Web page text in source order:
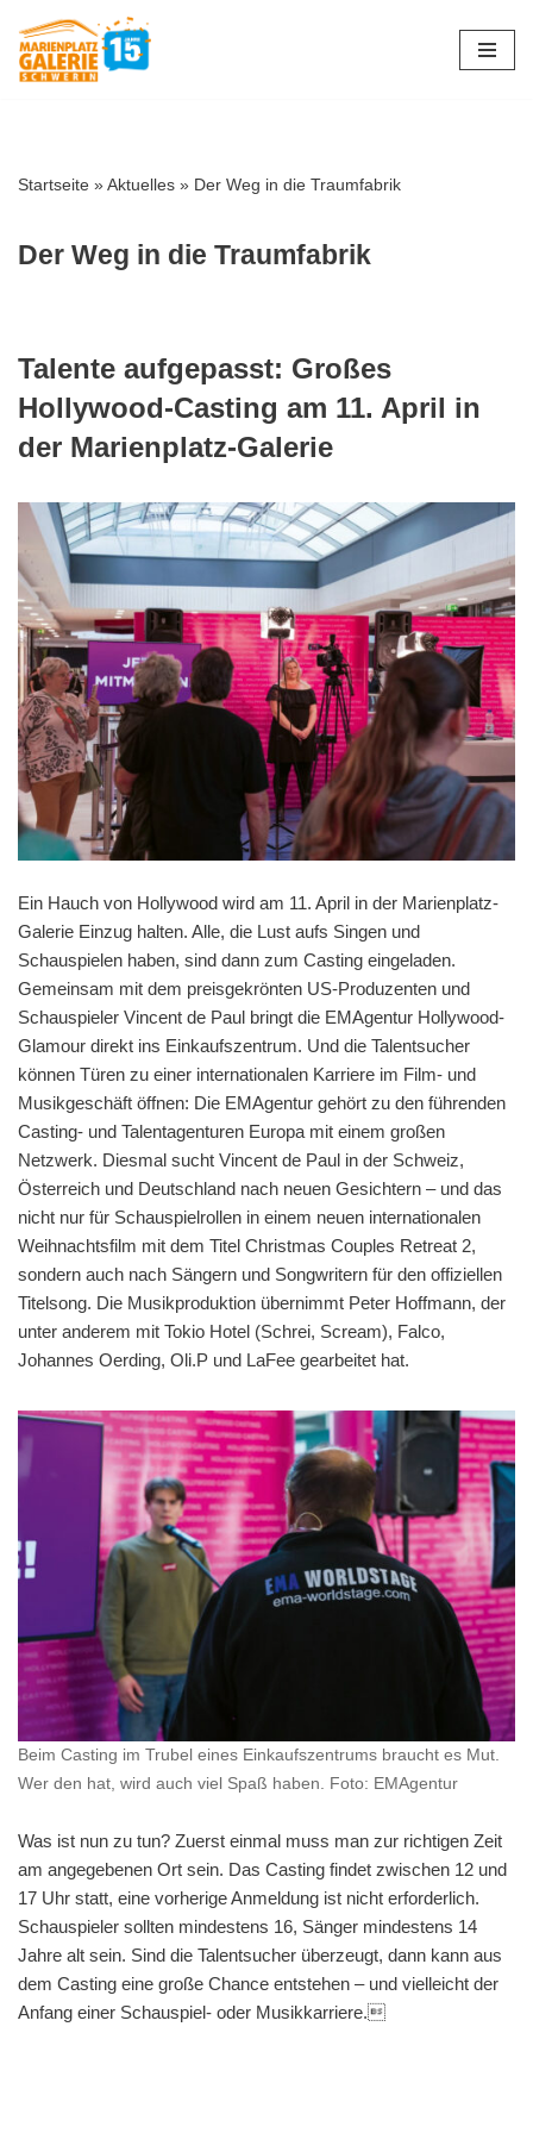
Zum
Startseite »Aktuelles » Der Weg in die Traumfabrik
Der Weg in die Traumfabrik
Talente aufgepasst: Großes
Hollywood-Casting am 11. April in
der Marienplatz-Galerie
Ein Hauch von Hollywood wird am 11. April in der Marienplatz-
Galerie Einzug halten. Alle, die Lust aufs Singen und
Schauspielen haben, sind dann zum Casting eingeladen.
Gemeinsam mit dem preisgekrönten US-Produzenten und
Schauspieler Vincent de Paul bringt die EMAgentur Hollywood-
Glamour direkt ins Einkaufszentrum. Und die Talentsucher
können Türen zu einer internationalen Karriere im Film- und
Musikgeschäft öffnen: Die EMAgentur gehört zu den führenden
Casting- und Talent­agenturen Europa mit einem großen
Netzwerk. Diesmal sucht Vincent de Paul in der Schweiz,
Österreich und Deutschland nach neuen Gesichtern – und das
nicht nur für Schauspielrollen in einem neuen internationalen
Weihnachtsfilm mit dem Titel Christmas Couples Retreat 2,
sondern auch nach Sängern und Songwritern für den offiziellen
Titelsong. Die Musikproduktion übernimmt Peter Hoffmann, der
unter anderem mit Tokio Hotel (Schrei, Scream), Falco,
Johannes Oerding, Oli.P und LaFee gearbeitet hat.
Beim Casting im Trubel eines Einkaufszentrums braucht es Mut.
Wer den hat, wird auch viel Spaß haben. Foto: EMAgentur
Was ist nun zu tun? Zuerst einmal muss man zur richtigen Zeit
am angegebenen Ort sein. Das Casting findet zwischen 12 und
17 Uhr statt, eine vorherige Anmeldung ist nicht erforderlich.
Schauspieler sollten mindestens 16, Sänger mindestens 14
Jahre alt sein. Sind die Talentsucher überzeugt, dann kann aus
dem Casting eine große Chance entstehen – und vielleicht der
Anfang einer Schauspiel- oder Musikkarriere.